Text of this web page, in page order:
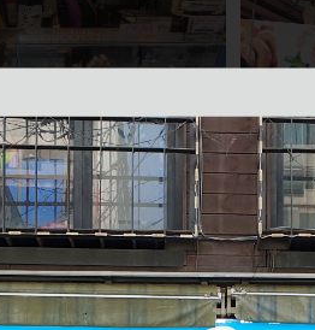
모래내즉석핫바
식품
010-2626-6335